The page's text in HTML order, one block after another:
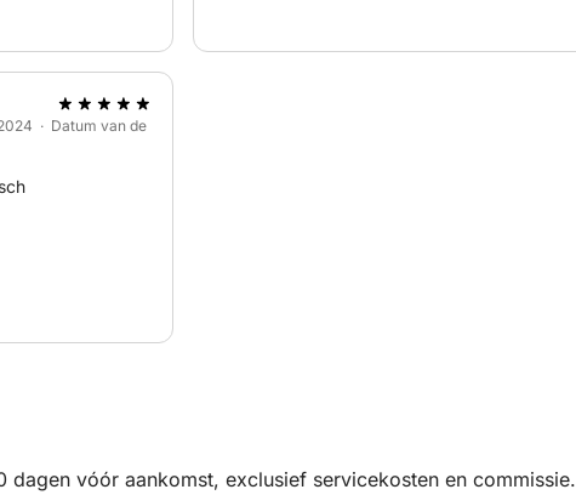
· Datum van de
dagen vóór aankomst, exclusief servicekosten en commissie.